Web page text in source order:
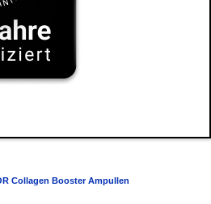
Collagen Booster Ampullen